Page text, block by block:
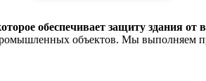
обеспечивает защиту здания
объектов. Мы выполняем